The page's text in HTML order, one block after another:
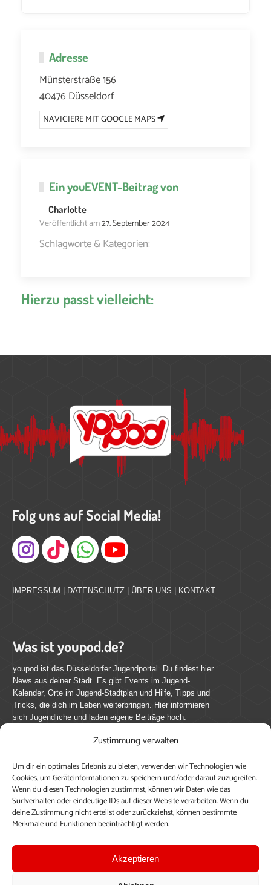
Zustimmung verwalten
Um dir ein optimales Erlebnis zu bieten, verwenden wir Technologien wie
Cookies, um Geräteinformationen zu speichern und/oder darauf zuzugreifen.
Wenn du diesen Technologien zustimmst, können wir Daten wie das
Surfverhalten oder eindeutige IDs auf dieser Website verarbeiten. Wenn du
deine Zustimmung nicht erteilst oder zurückziehst, können bestimmte
Merkmale und Funktionen beeinträchtigt werden.
Akzeptieren
Adresse
Münsterstraße 156
40476 Düsseldorf
NAVIGIERE MIT GOOGLE MAPS
EinyouEVENT-Beitrag von
Charlotte
Veröffentlicht am27. September 2024
Schlagworte & Kategorien:
Hierzu passt vielleicht:
Folg uns auf Social Media!
Instagram
IMPRESSUM DATENSCHUTZ ÜBER UNS KONTAKT
Was ist youpod.de?
youpod ist das Düsseldorfer Jugendportal. Du findest hier
News aus deiner Stadt. Es gibt Events im Jugend-
Kalender, Orte im Jugend-Stadtplan und Hilfe, Tipps und
Tricks, die dich im Leben weiterbringen. Hier informieren
sich Jugendliche und laden eigene Beiträge hoch.
Mach mit bei youpod.de!
youpod.de lebt von Menschen wie dir. Sammel
journalistische Erfahrung, teile deine Perspektive und
veröffentliche deine Beiträge auf youpod.de.Du musst
dich anmelden, um alle Funktionen nutzen zu können, ein
Profil anzulegen, eigene Beiträge hochzuladen und zu
Einloggen